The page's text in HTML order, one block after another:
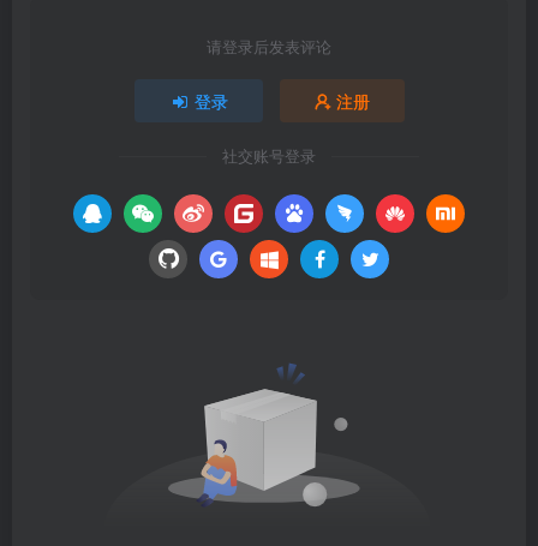
请登录后发表评论
登录 注册
社交账号登录